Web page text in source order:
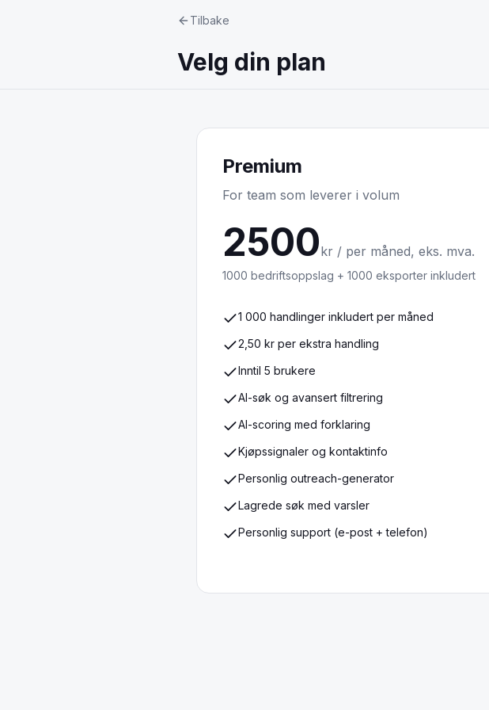
Tilbake
Velg din plan
Premium
For team som leverer i volum
2500kr / per måned, eks. mva.
1000 bedriftsoppslag + 1000 eksporter inkludert
1 000 handlinger inkludert per måned
2,50 kr per ekstra handling
Inntil 5 brukere
AI-søk og avansert filtrering
AI-scoring med forklaring
Kjøpssignaler og kontaktinfo
Personlig outreach-generator
Lagrede søk med varsler
Personlig support (e-post + telefon)